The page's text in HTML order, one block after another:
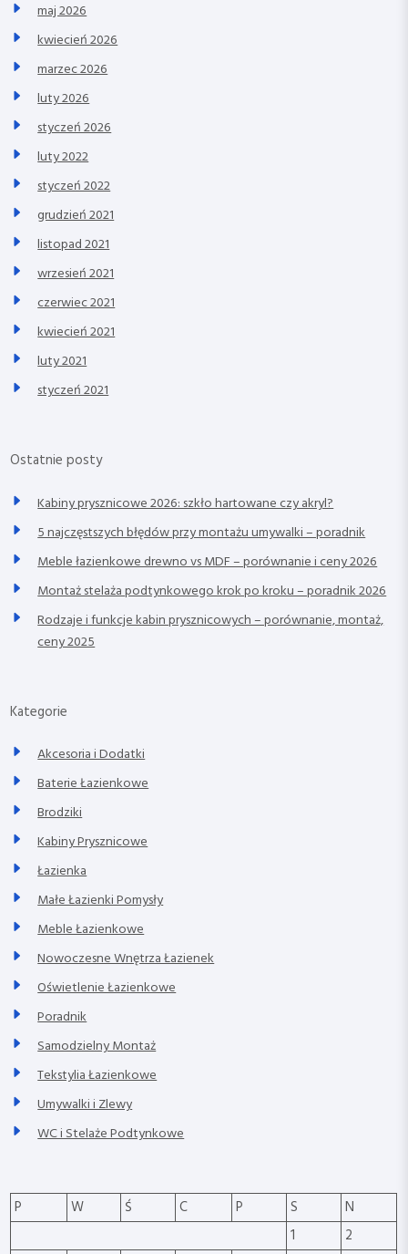
maj 2026
kwiecień 2026
marzec 2026
luty 2026
styczeń 2026
luty 2022
styczeń 2022
grudzień 2021
listopad 2021
wrzesień 2021
czerwiec 2021
kwiecień 2021
luty 2021
styczeń 2021
Ostatnie posty
Kabiny prysznicowe 2026: szkło hartowane czy akryl?
5 najczęstszych błędów przy montażu umywalki – poradnik
Meble łazienkowe drewno vs MDF – porównanie i ceny 2026
Montaż stelaża podtynkowego krok po kroku – poradnik 2026
Rodzaje i funkcje kabin prysznicowych – porównanie, montaż,
ceny 2025
Kategorie
Akcesoria i Dodatki
Baterie Łazienkowe
Brodziki
Kabiny Prysznicowe
Łazienka
Małe Łazienki Pomysły
Meble Łazienkowe
Nowoczesne Wnętrza Łazienek
Oświetlenie Łazienkowe
Poradnik
Samodzielny Montaż
Tekstylia Łazienkowe
Umywalki i Zlewy
WC i Stelaże Podtynkowe
P W Ś C P S
N
1
2